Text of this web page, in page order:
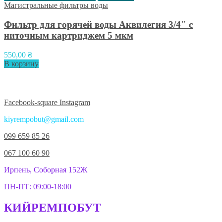
Магистральные фильтры воды
Фильтр для горячей воды Аквилегия 3/4″ с
ниточным картриджем 5 мкм
550,00 ₴
В корзину
Facebook-square Instagram
kiyrempobut@gmail.com
099 659 85 26
067 100 60 90
Ирпень, Соборная 152Ж
ПН-ПТ: 09:00-18:00
КИЙРЕМПОБУТ